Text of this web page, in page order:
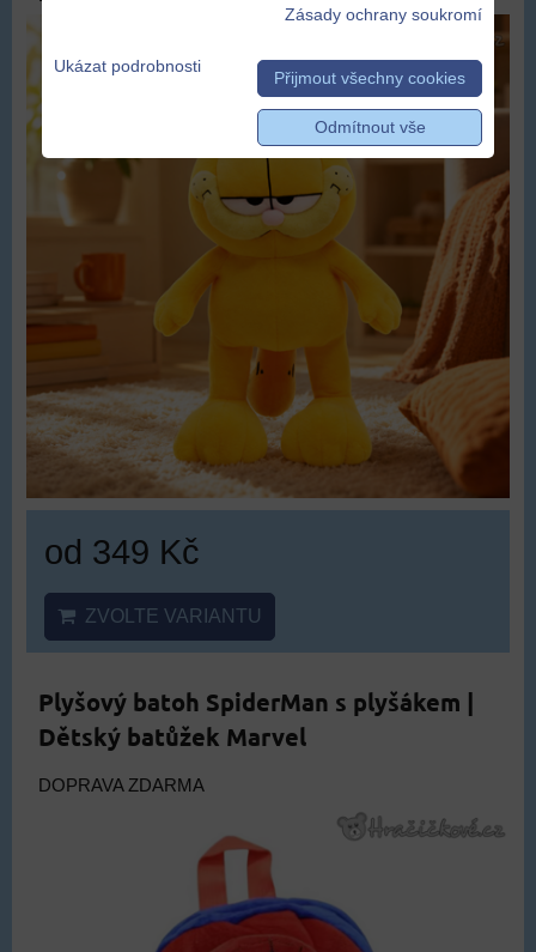
od 349 Kč
ZVOLTE VARIANTU
Plyšový batoh SpiderMan s plyšákem |
Dětský batůžek Marvel
DOPRAVA ZDARMA
Zásady ochrany soukromí
Ukázat podrobnosti
Přijmout všechny cookies
Odmítnout vše